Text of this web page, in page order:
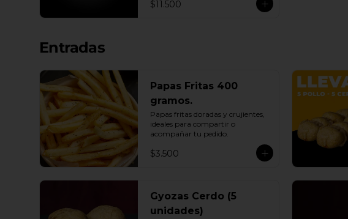
$11.500
Entradas
Papas Fritas 400
gramos.
Papas fritas doradas y crujientes,
ideales para compartir o
acompañar tu pedido.
$3.500
Gyozas Cerdo (5
unidades)